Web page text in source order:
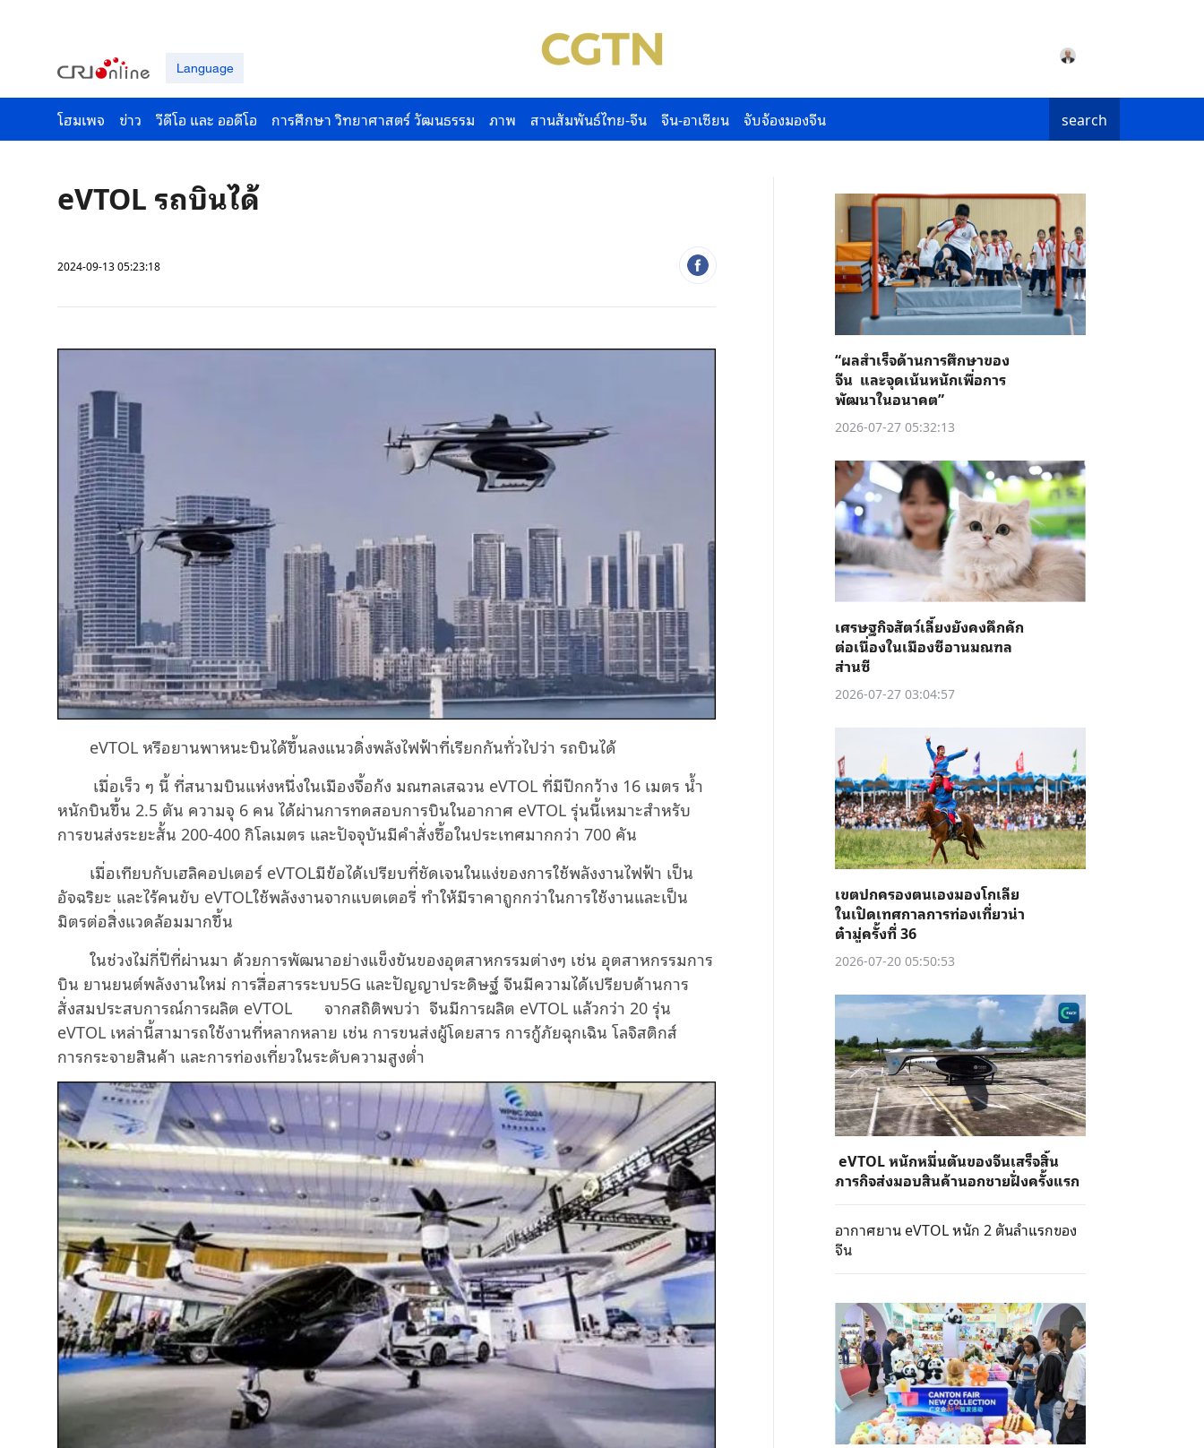
Language
โฮมเพจ ข่าว วีดีโอ และ ออดีโอ การศึกษา วิทยาศาสตร์ วัฒนธรรม ภาพ สานสัมพันธ์ไทย-จีน จีน-อาเซียน จับจ้องมองจีน search
eVTOL รถบินได้
2024-09-13 05:23:18
eVTOL หรือยานพาหนะบินได้ขึ้นลงแนวดิ่งพลังไฟฟ้าที่เรียกกันทั่วไปว่า รถบินได้
เมื่อเร็ว ๆ นี้ ที่สนามบินแห่งหนึ่งในเมืองจื้อก้ง มณฑลเสฉวน eVTOL ที่มีปีกกว้าง 16 เมตร น้ำ
หนักบินขึ้น 2.5 ตัน ความจุ 6 คน ได้ผ่านการทดสอบการบินในอากาศ eVTOLรุ่นนี้เหมาะสําหรับ
การขนส่งระยะสั้น 200-400 กิโลเมตร และปัจจุบันมีคําสั่งซื้อในประเทศมากกว่า 700 คัน
เมื่อเทียบกับเฮลิคอปเตอร์ eVTOLมีข้อได้เปรียบที่ชัดเจนในแง่ของการใช้พลังงานไฟฟ้า เป็น
อัจฉริยะ และไร้คนขับ eVTOLใช้พลังงานจากแบตเตอรี่ ทําให้มีราคาถูกกว่าในการใช้งานและเป็น
มิตรต่อสิ่งแวดล้อมมากขึ้น
ในช่วงไม่กี่ปีที่ผ่านมา ด้วยการพัฒนาอย่างแข็งขันของอุตสาหกรรมต่างๆ เช่น อุตสาหกรรมการ
บิน ยานยนต์พลังงานใหม่ การสื่อสารระบบ5G และปัญญาประดิษฐ์ จีนมีความได้เปรียบด้านการ
สั่งสมประสบการณ์การผลิต eVTOL จากสถิติพบว่า จีนมีการผลิต eVTOL แล้วกว่า 20รุ่น
eVTOL เหล่านี้สามารถใช้งานที่หลากหลาย เช่น การขนส่งผู้โดยสาร การกู้ภัยฉุกเฉิน โลจิสติกส์
การกระจายสินค้า และการท่องเที่ยวในระดับความสูงต่ำ
“ผลสำเร็จด้านการศึกษาของ
จีน และจุดเน้นหนักเพื่อการ
พัฒนาในอนาคต”
2026-07-27 05:32:13
เศรษฐกิจสัตว์เลี้ยงยังคงคึกคัก
ต่อเนื่องในเมืองซีอานมณฑล
ส่านซี
2026-07-27 03:04:57
เขตปกครองตนเองมองโกเลีย
ในเปิดเทศกาลการท่องเที่ยวน่า
ต๋ามู่ครั้งที่ 36
2026-07-20 05:50:53
eVTOL หนักหมื่นตันของจีนเสร็จสิ้น
ภารกิจส่งมอบสินค้านอกชายฝั่งครั้งแรก
อากาศยาน eVTOL หนัก 2 ตันลําแรกของ
จีน